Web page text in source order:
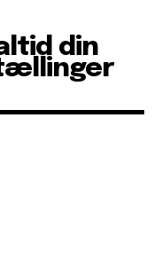
din